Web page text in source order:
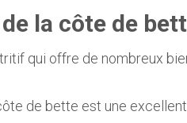
la côte de
qui offre de nombreux
de bette est une